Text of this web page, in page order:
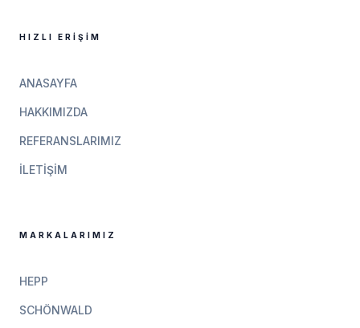
HIZLI ERIŞIM
ANASAYFA
HAKKIMIZDA
REFERANSLARIMIZ
İLETIŞIM
MARKALARIMIZ
HEPP
SCHÖNWALD